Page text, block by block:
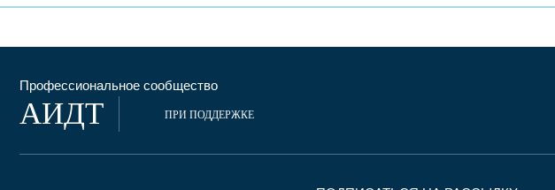
Профессиональное сообщество
АИДТ ПРИ ПОДДЕРЖКЕ